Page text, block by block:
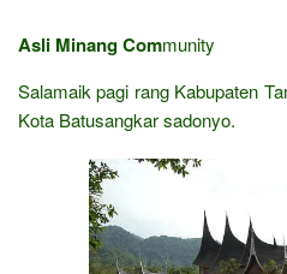
Asli Minang Community
Salamaik pagi rang Kabupaten
Kota Batusangkar sadonyo.